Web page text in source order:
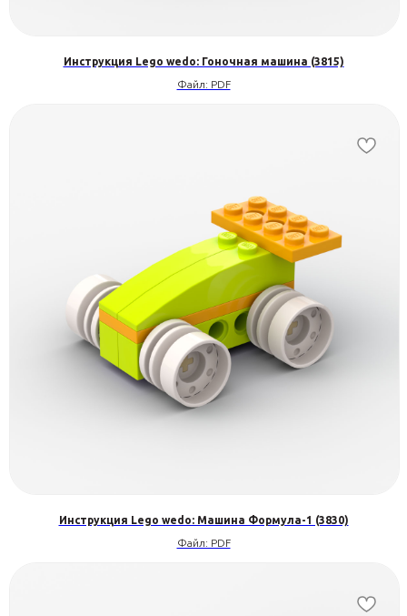
Инструкция Lego wedo: Гоночная машина (3815)
Файл: PDF
Инструкция Lego wedo: Машина Формула-1 (3830)
Файл: PDF